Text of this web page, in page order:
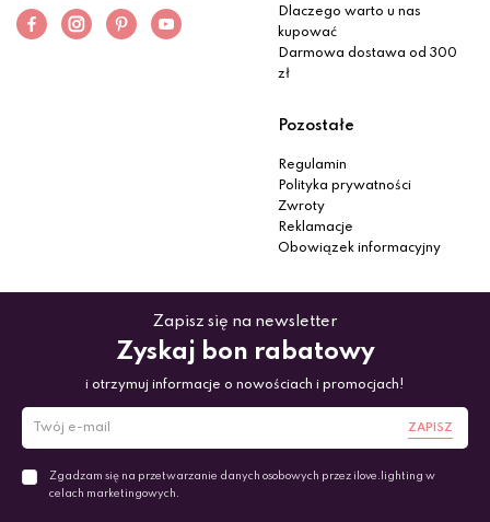
Dlaczego warto u nas
kupować
Darmowa dostawa od 300
zł
Pozostałe
Regulamin
Polityka prywatności
Zwroty
Reklamacje
Obowiązek informacyjny
Zapisz się na newsletter
Zyskaj bon rabatowy
i otrzymuj informacje o nowościach i promocjach!
ZAPISZ
Zgadzam się na przetwarzanie danych osobowych przez ilove.lighting w
celach marketingowych.